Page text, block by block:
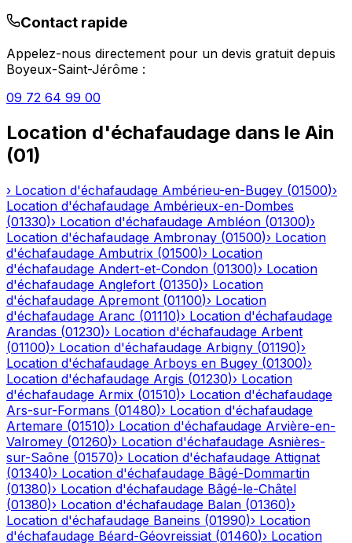
Contact rapide
Appelez-nous directement pour un devis gratuit depuis
Boyeux-Saint-Jérôme :
09 72 64 99 00
Location d'échafaudage dans le Ain
(01)
› Location d'échafaudage Ambérieu-en-Bugey (01500)›
Location d'échafaudage Ambérieux-en-Dombes
(01330)› Location d'échafaudage Ambléon (01300)›
Location d'échafaudage Ambronay (01500)› Location
d'échafaudage Ambutrix (01500)› Location
d'échafaudage Andert-et-Condon (01300)› Location
d'échafaudage Anglefort (01350)› Location
d'échafaudage Apremont (01100)› Location
d'échafaudage Aranc (01110)› Location d'échafaudage
Arandas (01230)› Location d'échafaudage Arbent
(01100)› Location d'échafaudage Arbigny (01190)›
Location d'échafaudage Arboys en Bugey (01300)›
Location d'échafaudage Argis (01230)› Location
d'échafaudage Armix (01510)› Location d'échafaudage
Ars-sur-Formans (01480)› Location d'échafaudage
Artemare (01510)› Location d'échafaudage Arvière-en-
Valromey (01260)› Location d'échafaudage Asnières-
sur-Saône (01570)› Location d'échafaudage Attignat
(01340)› Location d'échafaudage Bâgé-Dommartin
(01380)› Location d'échafaudage Bâgé-le-Châtel
(01380)› Location d'échafaudage Balan (01360)›
Location d'échafaudage Baneins (01990)› Location
d'échafaudage Béard-Géovreissiat (01460)› Location